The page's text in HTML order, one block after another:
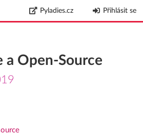
Pyladies.cz Přihlásit se
a Open-Source